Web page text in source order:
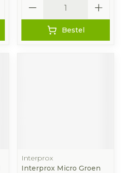
Bestel
Interprox
Interprox Micro Groen